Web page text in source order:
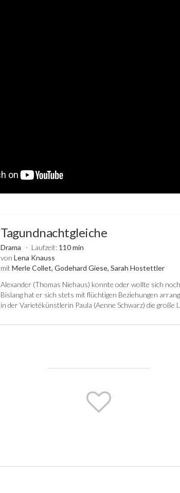
Tagundnachtgleiche
Drama Laufzeit: 110 min
von Lena Knauss
mit Merle Collet, Godehard Giese, Sarah Hostettler
Alexander (Thomas Niehaus) konnte oder wollte sich
Bislang hat er sich stets mit flüchtigen Beziehungen
in der Varietékünstlerin Paula (Aenne Schwarz) die große